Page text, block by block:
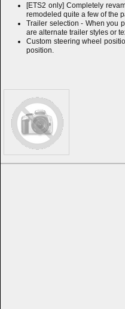
[ETS2 only] Completely
remodeled quite a few of the
Trailer selection - When you
are alternate trailer styles or
Custom steering wheel
position.